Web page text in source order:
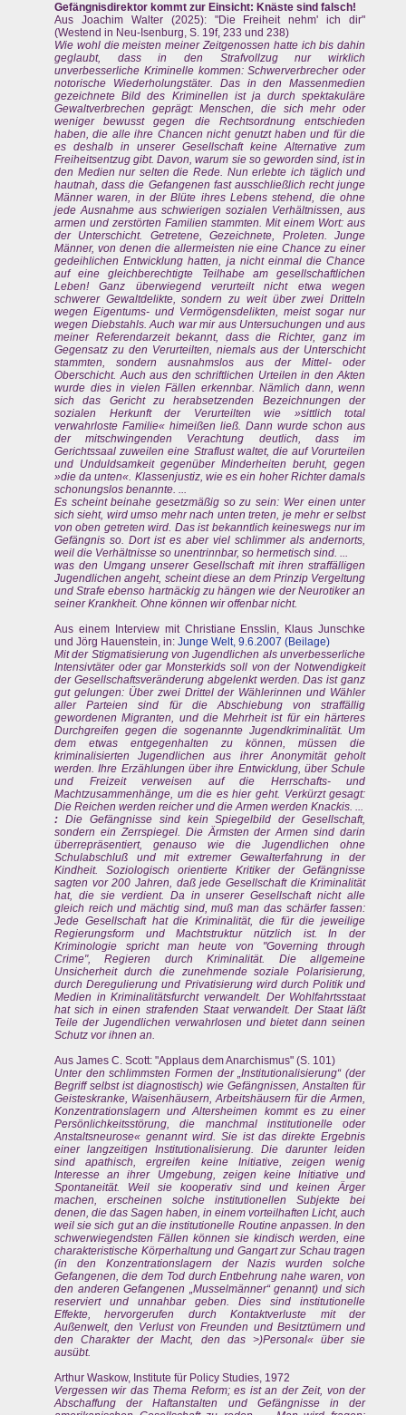
Gefängnisdirektor kommt zur Einsicht: Knäste sind falsch!
Aus Joachim Walter (2025): "Die Freiheit nehm' ich dir"
(Westend in Neu-Isenburg, S. 19f, 233 und 238)
Wie wohl die meisten meiner Zeitgenossen hatte ich bis dahin
geglaubt, dass in den Strafvollzug nur wirklich
unverbesserliche Kriminelle kommen: Schwerverbrecher oder
notorische Wiederholungstäter. Das in den Massenmedien
gezeichnete Bild des Kriminellen ist ja durch spektakuläre
Gewaltverbrechen geprägt: Menschen, die sich mehr oder
weniger bewusst gegen die Rechtsordnung entschieden
haben, die alle ihre Chancen nicht genutzt haben und für die
es deshalb in unserer Gesellschaft keine Alternative zum
Freiheitsentzug gibt. Davon, warum sie so geworden sind, ist in
den Medien nur selten die Rede. Nun erlebte ich täglich und
hautnah, dass die Gefangenen fast ausschließlich recht junge
Männer waren, in der Blüte ihres Lebens stehend, die ohne
jede Ausnahme aus schwierigen sozialen Verhältnissen, aus
armen und zerstörten Familien stammten. Mit einem Wort: aus
der Unterschicht. Getretene, Gezeichnete, Proleten. Junge
Männer, von denen die allermeisten nie eine Chance zu einer
gedeihlichen Entwicklung hatten, ja nicht einmal die Chance
auf eine gleichberechtigte Teilhabe am gesellschaftlichen
Leben! Ganz überwiegend verurteilt nicht etwa wegen
schwerer Gewaltdelikte, sondern zu weit über zwei Dritteln
wegen Eigentums- und Vermögensdelikten, meist sogar nur
wegen Diebstahls. Auch war mir aus Untersuchungen und aus
meiner Referendarzeit bekannt, dass die Richter, ganz im
Gegensatz zu den Verurteilten, niemals aus der Unterschicht
stammten, sondern ausnahmslos aus der Mittel- oder
Oberschicht. Auch aus den schriftlichen Urteilen in den Akten
wurde dies in vielen Fällen erkennbar. Nämlich dann, wenn
sich das Gericht zu herabsetzenden Bezeichnungen der
sozialen Herkunft der Verurteilten wie »sittlich total
verwahrloste Familie« himeißen ließ. Dann wurde schon aus
der mitschwingenden Verachtung deutlich, dass im
Gerichtssaal zuweilen eine Straflust waltet, die auf Vorurteilen
und Unduldsamkeit gegenüber Minderheiten beruht, gegen
»die da unten«. Klassenjustiz, wie es ein hoher Richter damals
schonungslos benannte. ...
Es scheint beinahe gesetzmäßig so zu sein: Wer einen unter
sich sieht, wird umso mehr nach unten treten, je mehr er selbst
von oben getreten wird. Das ist bekanntlich keineswegs nur im
Gefängnis so. Dort ist es aber viel schlimmer als andernorts,
weil die Verhältnisse so unentrinnbar, so hermetisch sind. ...
was den Umgang unserer Gesellschaft mit ihren straffälligen
Jugendlichen angeht, scheint diese an dem Prinzip Vergeltung
und Strafe ebenso hartnäckig zu hängen wie der Neurotiker an
seiner Krankheit. Ohne können wir offenbar nicht.
Aus einem Interview mit Christiane Ensslin, Klaus Junschke
und Jörg Hauenstein, in: Junge Welt, 9.6.2007 (Beilage)
Mit der Stigmatisierung von Jugendlichen als unverbesserliche
Intensivtäter oder gar Monsterkids soll von der Notwendigkeit
der Gesellschaftsveränderung abgelenkt werden. Das ist ganz
gut gelungen: Über zwei Drittel der Wählerinnen und Wähler
aller Parteien sind für die Abschiebung von straffällig
gewordenen Migranten, und die Mehrheit ist für ein härteres
Durchgreifen gegen die sogenannte Jugendkriminalität. Um
dem etwas entgegenhalten zu können, müssen die
kriminalisierten Jugendlichen aus ihrer Anonymität geholt
werden. Ihre Erzählungen über ihre Entwicklung, über Schule
und Freizeit verweisen auf die Herrschafts- und
Machtzusammenhänge, um die es hier geht. Verkürzt gesagt:
Die Reichen werden reicher und die Armen werden Knackis. ...
: Die Gefängnisse sind kein Spiegelbild der Gesellschaft,
sondern ein Zerrspiegel. Die Ärmsten der Armen sind darin
überrepräsentiert, genauso wie die Jugendlichen ohne
Schulabschluß und mit extremer Gewalterfahrung in der
Kindheit. Soziologisch orientierte Kritiker der Gefängnisse
sagten vor 200 Jahren, daß jede Gesellschaft die Kriminalität
hat, die sie verdient. Da in unserer Gesellschaft nicht alle
gleich reich und mächtig sind, muß man das schärfer fassen:
Jede Gesellschaft hat die Kriminalität, die für die jeweilige
Regierungsform und Machtstruktur nützlich ist. In der
Kriminologie spricht man heute von "Governing through
Crime", Regieren durch Kriminalität. Die allgemeine
Unsicherheit durch die zunehmende soziale Polarisierung,
durch Deregulierung und Privatisierung wird durch Politik und
Medien in Kriminalitätsfurcht verwandelt. Der Wohlfahrtsstaat
hat sich in einen strafenden Staat verwandelt. Der Staat läßt
Teile der Jugendlichen verwahrlosen und bietet dann seinen
Schutz vor ihnen an.
Aus James C. Scott: "Applaus dem Anarchismus" (S. 101)
Unter den schlimmsten Formen der „Institutionalisierung“ (der
Begriff selbst ist diagnostisch) wie Gefängnissen, Anstalten für
Geisteskranke, Waisenhäusern, Arbeitshäusern für die Armen,
Konzentrationslagern und Altersheimen kommt es zu einer
Persönlichkeitsstörung, die manchmal institutionelle oder
Anstaltsneurose« genannt wird. Sie ist das direkte Ergebnis
einer langzeitigen Institutionalisierung. Die darunter leiden
sind apathisch, ergreifen keine Initiative, zeigen wenig
Interesse an ihrer Umgebung, zeigen keine Initiative und
Spontaneität. Weil sie kooperativ sind und keinen Ärger
machen, erscheinen solche institutionellen Subjekte bei
denen, die das Sagen haben, in einem vorteilhaften Licht, auch
weil sie sich gut an die institutionelle Routine anpassen. In den
schwerwiegendsten Fällen können sie kindisch werden, eine
charakteristische Körperhaltung und Gangart zur Schau tragen
(in den Konzentrationslagern der Nazis wurden solche
Gefangenen, die dem Tod durch Entbehrung nahe waren, von
den anderen Gefangenen „Musselmänner“ genannt) und sich
reserviert und unnahbar geben. Dies sind institutionelle
Effekte, hervorgerufen durch Kontaktverluste mit der
Außenwelt, den Verlust von Freunden und Besitztümern und
den Charakter der Macht, den das >)Personal« über sie
ausübt.
Arthur Waskow, Institute für Policy Studies, 1972
Vergessen wir das Thema Reform; es ist an der Zeit, von der
Abschaffung der Haftanstalten und Gefängnisse in der